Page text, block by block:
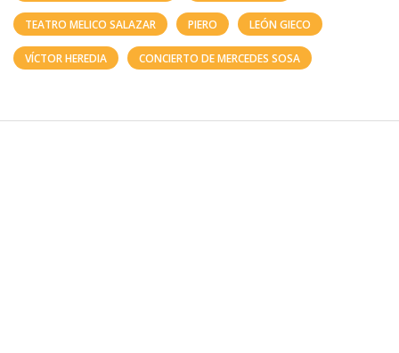
TEATRO MELICO SALAZAR PIERO LEÓN GIECO
VÍCTOR HEREDIA CONCIERTO DE MERCEDES SOSA